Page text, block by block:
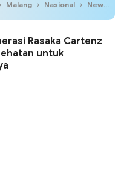
Malang Nasional News
Rasaka Cartenz
untuk